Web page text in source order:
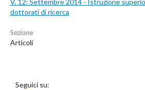
V. 12: Settembre 2014 - Istruzione
dottorati di ricerca
Sezione
Articoli
Seguici su: